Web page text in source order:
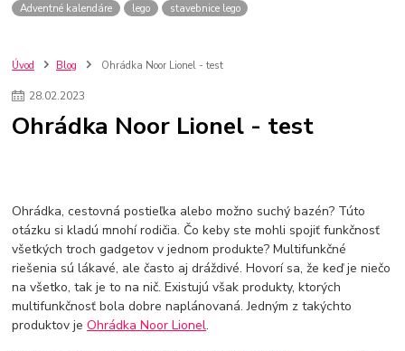
Adventné kalendáre
lego stavebnice lego
Úvod Blog Ohrádka Noor Lionel - test
28.02.2023
Ohrádka Noor Lionel - test
Ohrádka, cestovná postieľka alebo možno suchý bazén? Túto
otázku si kladú mnohí rodičia. Čo keby ste mohli spojiť funkčnosť
všetkých troch gadgetov v jednom produkte? Multifunkčné
riešenia sú lákavé, ale často aj dráždivé. Hovorí sa, že keď je niečo
na všetko, tak je to na nič. Existujú však produkty, ktorých
multifunkčnosť bola dobre naplánovaná. Jedným z takýchto
produktov jeOhrádka Noor Lionel.